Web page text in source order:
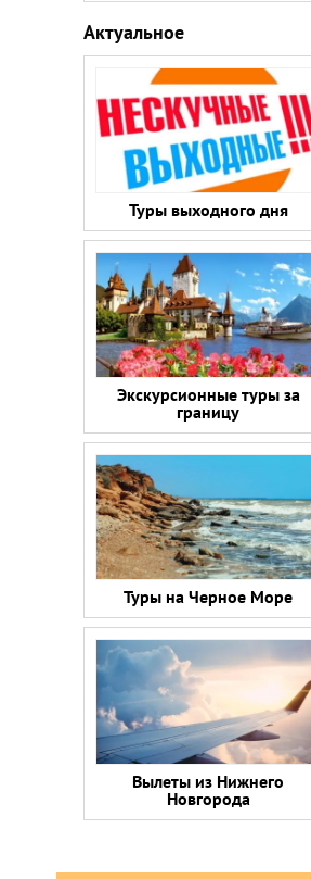
Актуальное
Туры выходного дня
Экскурсионные туры за
границу
Туры на Черное Море
Вылеты из Нижнего
Новгорода